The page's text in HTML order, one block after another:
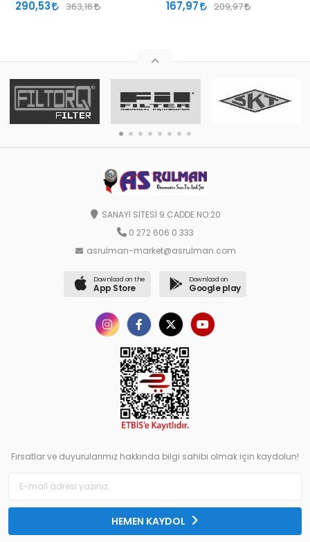
290,53 363,16 167,97 209,97
SANAYİ SİTESİ 9.CADDE NO:20
0 272 606 0 333
asrulman-market@asrulman.com
Download on the
App Store
Download on
Google play
Fırsatlar ve duyurularımız hakkında bilgi sahibi olmak için kaydolun!
HEMEN KAYDOL